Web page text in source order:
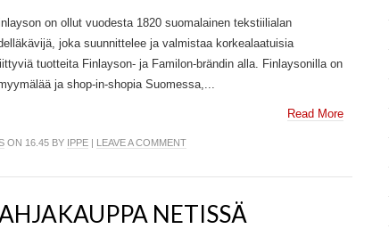
on ollut vuodesta 1820 suomalainen tekstiilialan
joka suunnittelee ja valmistaa korkealaatuisia
tuotteita Finlayson- ja Familon-brändin alla. Finlaysonilla on
ja shop-in-shopia Suomessa,...
Read More
ON 16.45 BY IPPE | LEAVE A COMMENT
NETISSÄ